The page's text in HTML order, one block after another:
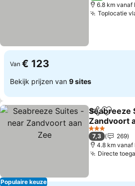
6.8 km vanaf
Toplocatie
Van € 123
Bekijk prijzen van 9 sites
Populaire keuze
Delen
Seabreeze
Zandvoort
3 Sterren
7,3
269
4.8 km vanaf
Directe